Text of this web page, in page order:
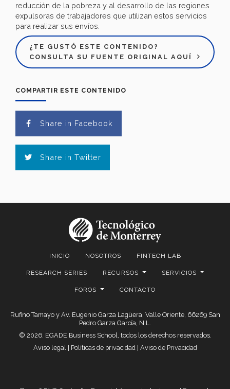
reducción de la pobreza y al desarrollo de las regiones
expulsoras de trabajadores que utilizan estos servicios
para realizar sus envíos.
¿TE GUSTÓ ESTE CONTENIDO?
CONSULTA SU FUENTE ORIGINAL AQUÍ
COMPARTIR ESTE CONTENIDO
Share in Facebook
Share in Twitter
INICIO NOSOTROS FINTECH LAB
RESEARCH SERIES RECURSOS SERVICIOS
FOROS CONTACTO
Rufino Tamayo y Av. Eugenio Garza Lagüera, Valle Oriente, 66269 San
Pedro Garza García, N.L.
© 2026. EGADE Business School, todos los derechos reservados.
Aviso legal
Políticas de privacidad Aviso de Privacidad